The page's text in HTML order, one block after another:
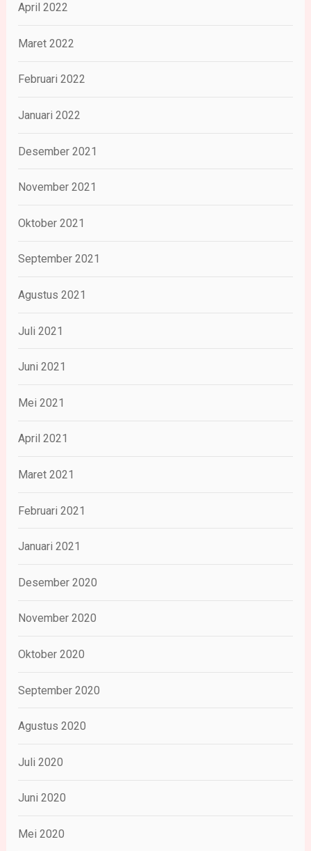
April 2022
Maret 2022
Februari 2022
Januari 2022
Desember 2021
November 2021
Oktober 2021
September 2021
Agustus 2021
Juli 2021
Juni 2021
Mei 2021
April 2021
Maret 2021
Februari 2021
Januari 2021
Desember 2020
November 2020
Oktober 2020
September 2020
Agustus 2020
Juli 2020
Juni 2020
Mei 2020